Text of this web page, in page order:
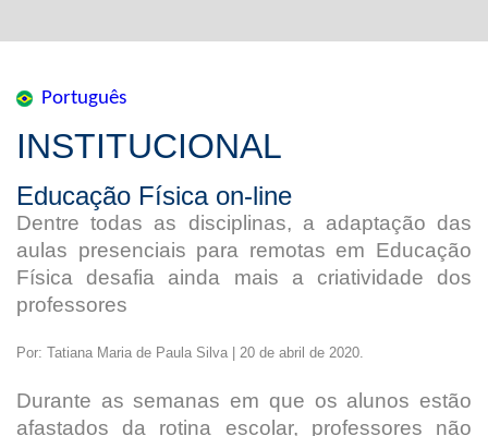
Português
INSTITUCIONAL
Educação Física on-line
Dentre todas as disciplinas, a adaptação das
aulas presenciais para remotas em Educação
Física desafia ainda mais a criatividade dos
professores
Por: Tatiana Maria de Paula Silva | 20 de abril de 2020.
Durante as semanas em que os alunos estão
afastados da rotina escolar, professores não